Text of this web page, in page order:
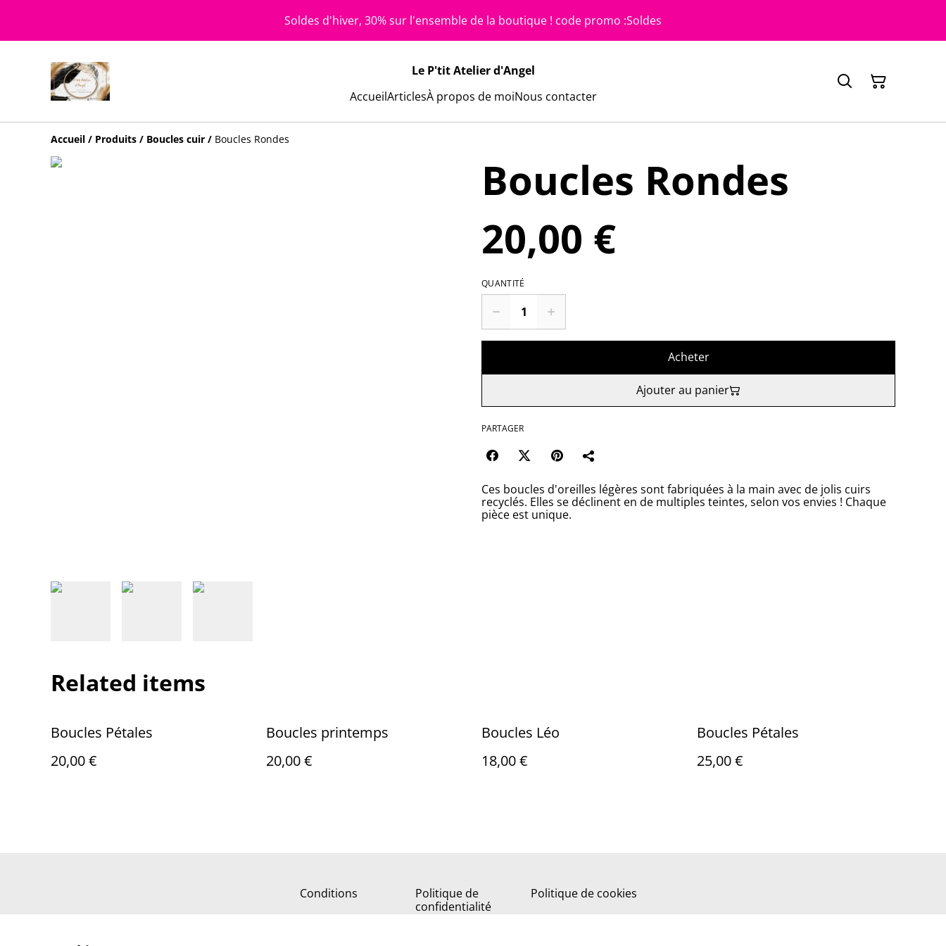
Soldes d'hiver, 30% sur l'ensemble de la boutique ! code promo :Soldes
Le P'tit Atelier d'Angel
AccueilArticlesÀ propos de moiNous contacter
Accueil / Produits / Boucles cuir / Boucles Rondes
Boucles Rondes
20,00 €
QUANTITÉ
Acheter
Ajouter au panier
PARTAGER
Ces boucles d'oreilles légères sont fabriquées à la main avec de jolis cuirs
recyclés. Elles se déclinent en de multiples teintes, selon vos envies ! Chaque
pièce est unique.
Related items
Boucles Pétales
20,00 €
Boucles printemps
20,00 €
Boucles Léo
18,00 €
Boucles Pétales
25,00 €
Conditions
Politique de
confidentialité
Politique de cookies